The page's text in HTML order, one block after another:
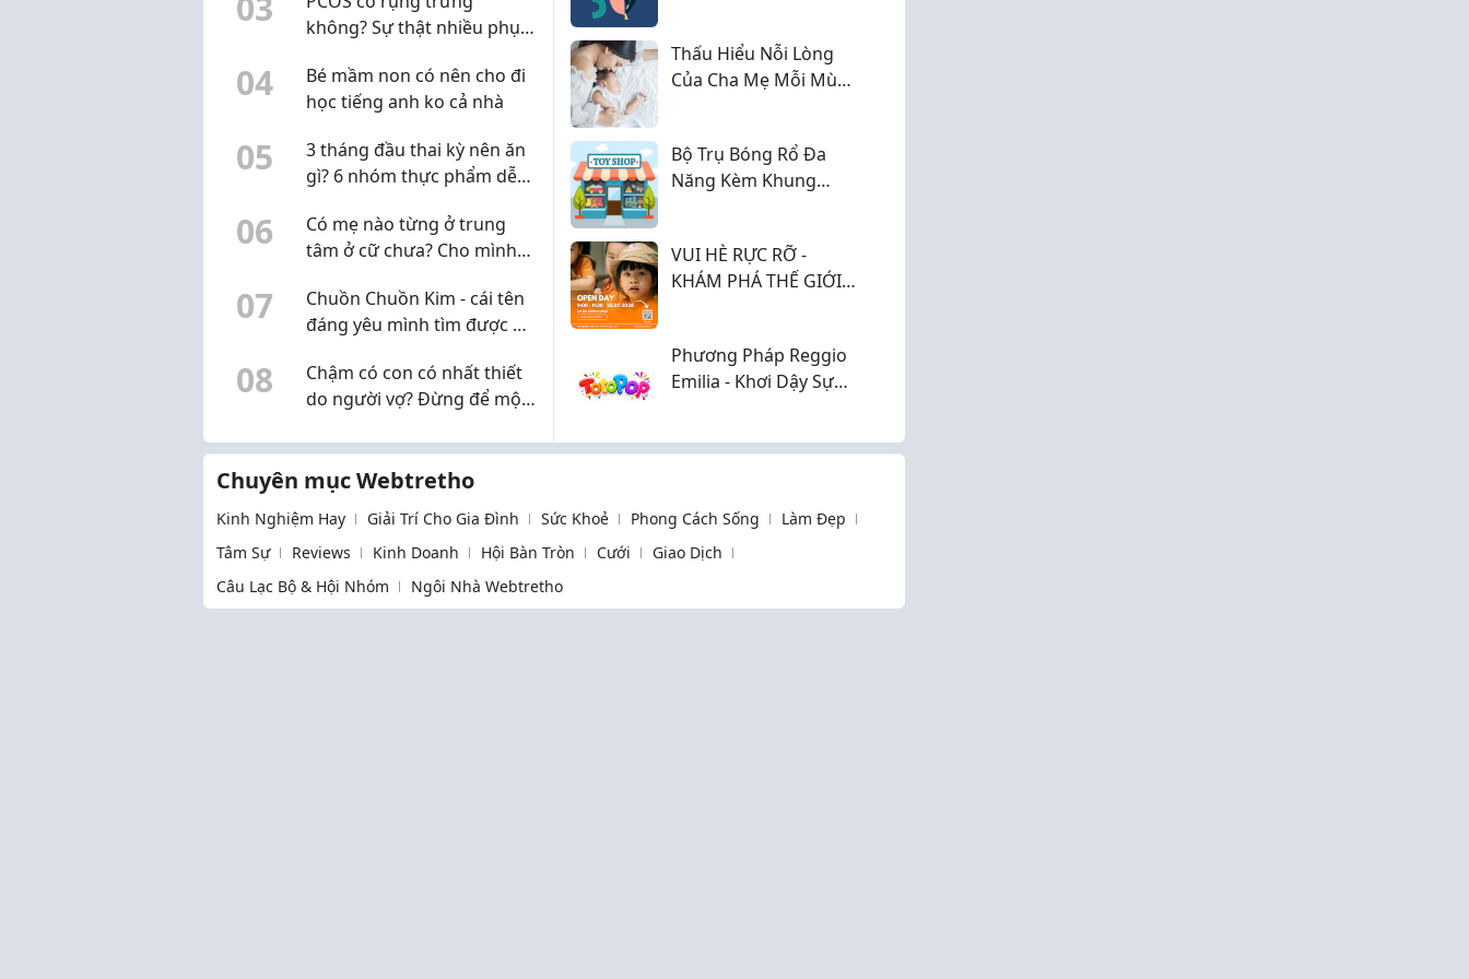
không? Sự thật nhiều phụ
04
Bé mầm non có nên cho đi
học tiếng anh ko cả nhà
05
3 tháng đầu thai kỳ nên ăn
gì? 6 nhóm thực phẩm dễ
hai người"
06
Có mẹ nào từng ở trung
tâm ở cữ chưa? Cho mình
07
Chuồn Chuồn Kim - cái tên
đáng yêu mình tìm được ở
08
Chậm có con có nhất thiết
do người vợ? Đừng để một
nguyên nhân
Thấu Hiểu Nỗi Lòng
Của Cha Mẹ Mỗi Mùa
Bộ Trụ Bóng Rổ Đa
Năng Kèm Khung
VUI HÈ RỰC RỠ -
KHÁM PHÁ THẾ GIỚI
PLAYSCHOOL Q7
Phương Pháp Reggio
Emilia - Khơi Dậy Sự
Chuyên mục Webtretho
Kinh Nghiệm Hay Giải Trí Cho Gia Đình Sức Khoẻ Phong Cách Sống
Làm Đẹp
Tâm Sự
Reviews Kinh Doanh Hội Bàn Tròn Cưới
Giao Dịch
Câu Lạc Bộ & Hội Nhóm
Ngôi Nhà Webtretho